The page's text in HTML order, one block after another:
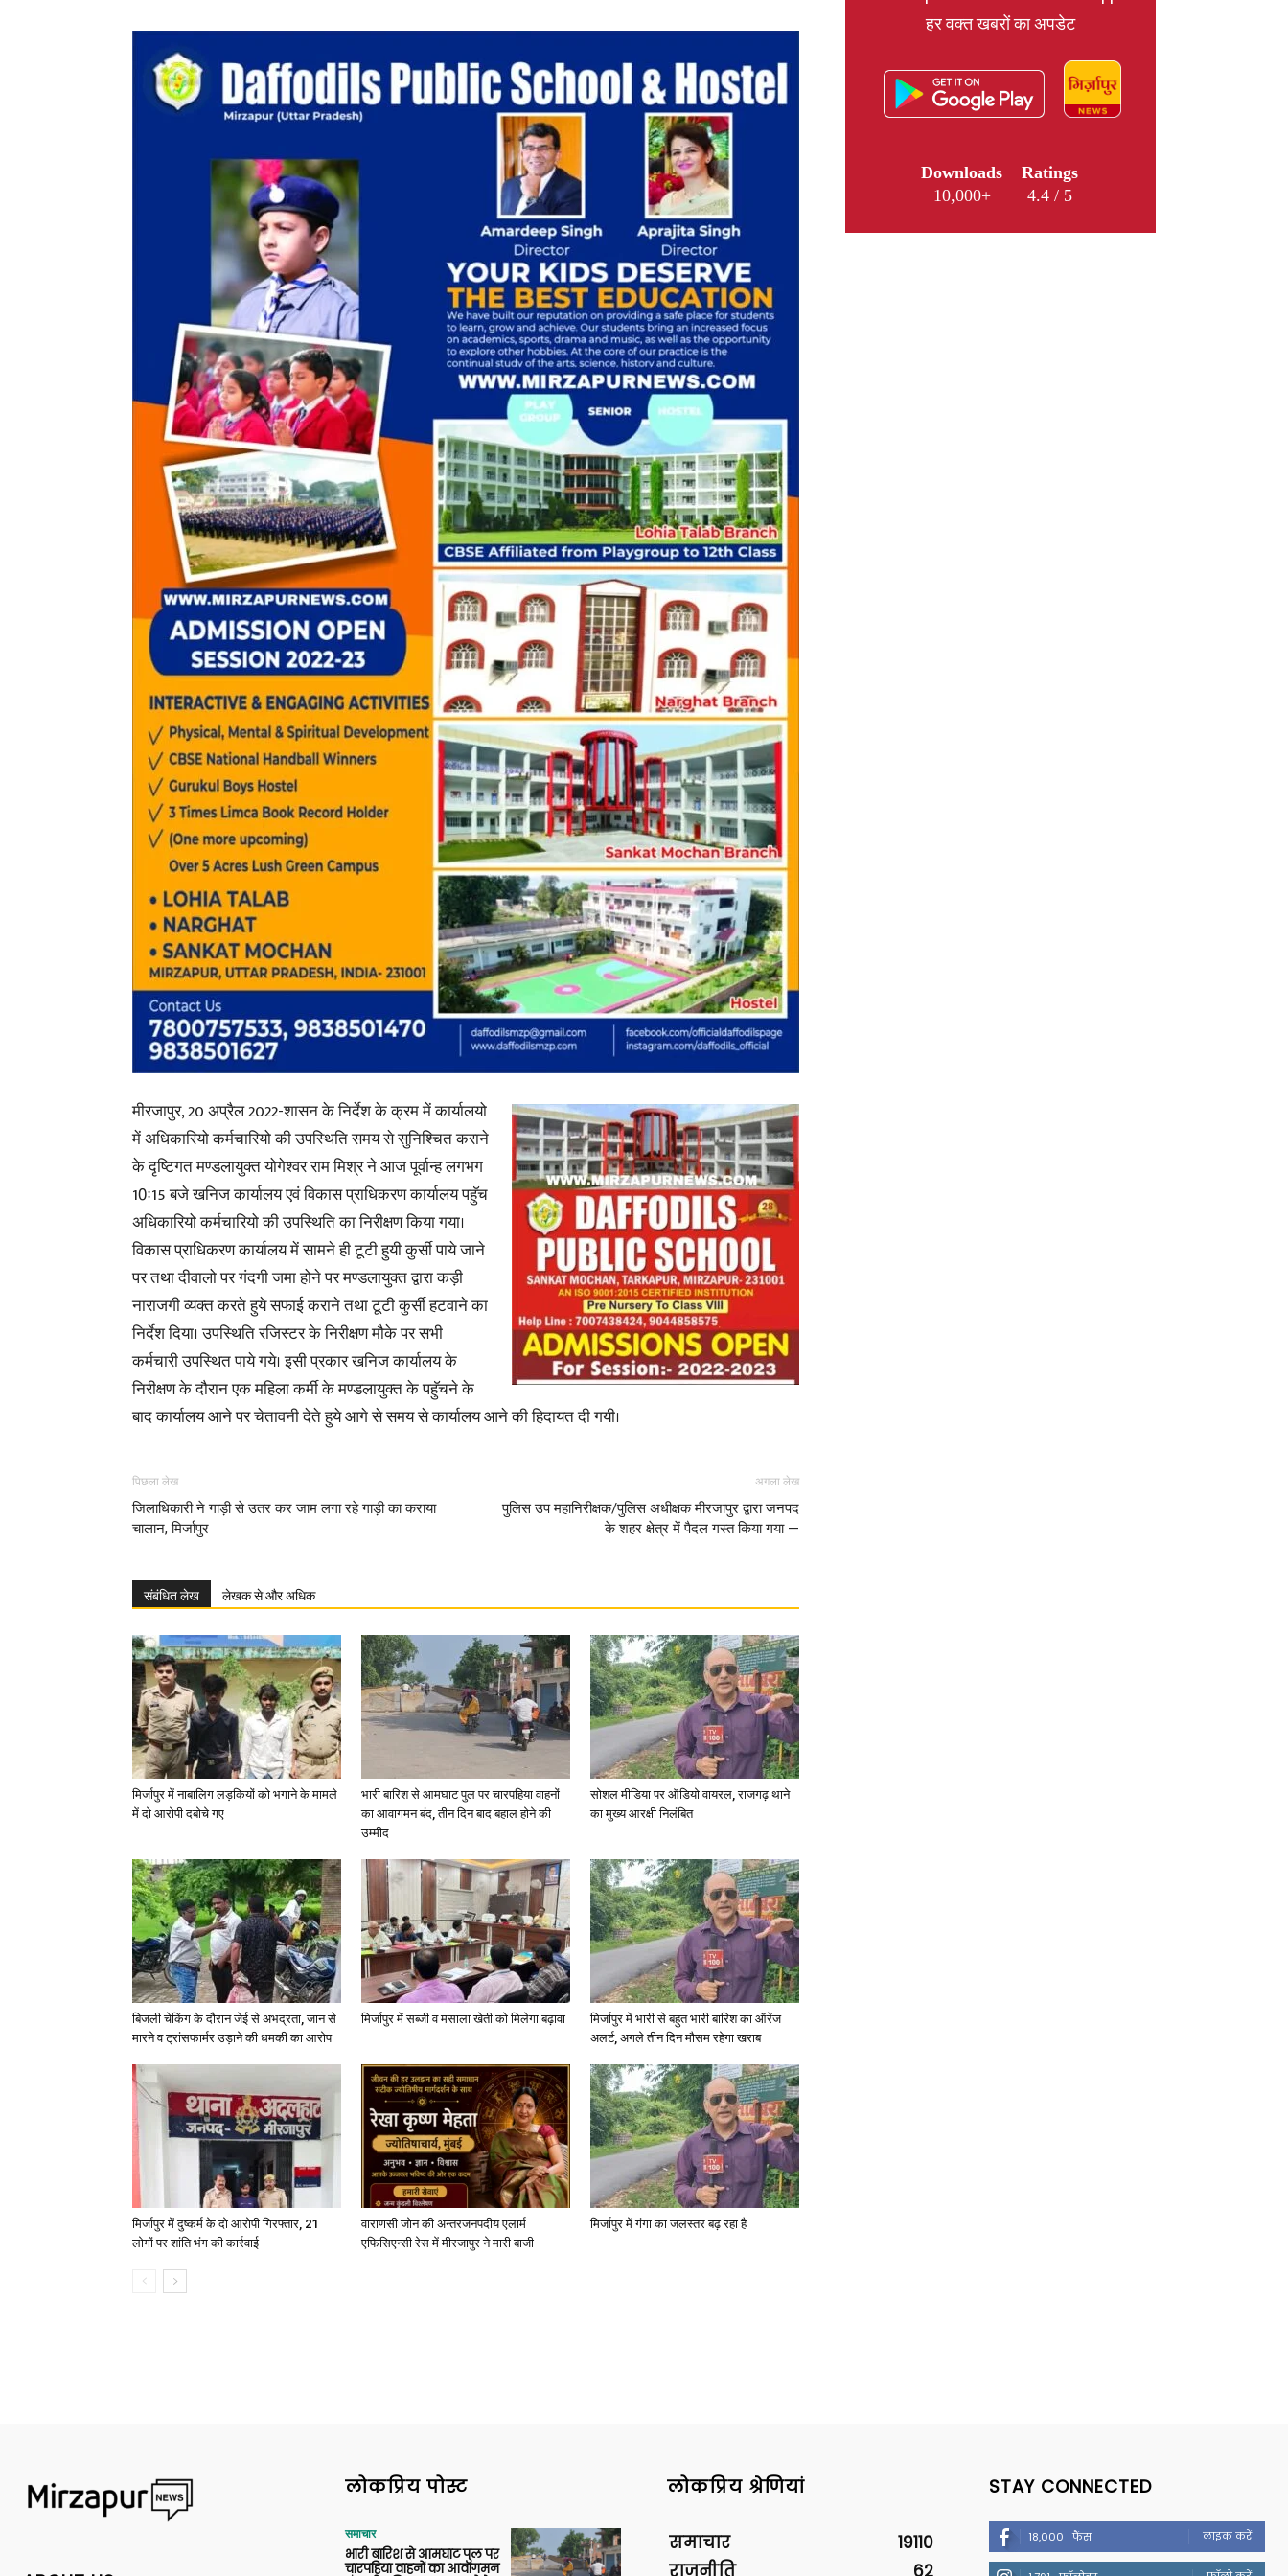
News,
Latest
News
in
Hindi,
Today
Hindi
News
Paper
मीरजापुर, 20 अप्रैल 2022-शासन के निर्देश के क्रम में कार्यालयो
में अधिकारियो कर्मचारियो की उपस्थिति समय से सुनिश्चित कराने
के दृष्टिगत मण्डलायुक्त योगेश्वर राम मिश्र ने आज पूर्वान्ह लगभग
10ः15 बजे खनिज कार्यालय एवं विकास प्राधिकरण कार्यालय पहुॅच
अधिकारियो कर्मचारियो की उपस्थिति का निरीक्षण किया गया।
विकास प्राधिकरण कार्यालय में सामने ही टूटी हुयी कुर्सी पाये जाने
पर तथा दीवालो पर गंदगी जमा होने पर मण्डलायुक्त द्वारा कड़ी
नाराजगी व्यक्त करते हुये सफाई कराने तथा टूटी कुर्सी हटवाने का
निर्देश दिया। उपस्थिति रजिस्टर के निरीक्षण मौके पर सभी
कर्मचारी उपस्थित पाये गये। इसी प्रकार खनिज कार्यालय के
निरीक्षण के दौरान एक महिला कर्मी के मण्डलायुक्त के पहुॅचने के
बाद कार्यालय आने पर चेतावनी देते हुये आगे से समय से कार्यालय आने की हिदायत दी गयी।
पिछला लेख
जिलाधिकारी ने गाड़ी से उतर कर जाम लगा रहे गाड़ी का कराया
चालान, मिर्जापुर
अगला लेख
पुलिस उप महानिरीक्षक/पुलिस अधीक्षक मीरजापुर द्वारा जनपद
के शहर क्षेत्र में पैदल गस्त किया गया —
संबंधित लेख लेखक से और अधिक
मिर्जापुर में नाबालिग लड़कियों को भगाने के मामले
में दो आरोपी दबोचे गए
भारी बारिश से आमघाट पुल पर चारपहिया वाहनों
का आवागमन बंद, तीन दिन बाद बहाल होने की
उम्मीद
सोशल मीडिया पर ऑडियो वायरल, राजगढ़ थाने
का मुख्य आरक्षी निलंबित
बिजली चेकिंग के दौरान जेई से अभद्रता, जान से
मारने व ट्रांसफार्मर उड़ाने की धमकी का आरोप
मिर्जापुर में सब्जी व मसाला खेती को मिलेगा बढ़ावा
मिर्जापुर में भारी से बहुत भारी बारिश का ऑरेंज
अलर्ट, अगले तीन दिन मौसम रहेगा खराब
मिर्जापुर में दुष्कर्म के दो आरोपी गिरफ्तार, 21
लोगों पर शांति भंग की कार्रवाई
वाराणसी जोन की अन्तरजनपदीय एलार्म
एफिसिएन्सी रेस में मीरजापुर ने मारी बाजी
मिर्जापुर में गंगा का जलस्तर बढ़ रहा है
हर वक्त खबरों का अपडेट
Downloads
10,000+
Ratings
4.4 / 5
लोकप्रिय पोस्ट
समाचार
भारी बारिश से आमघाट पुल पर
चारपहिया वाहनों का आवागमन
लोकप्रिय श्रेणियां
समाचार
19110
राजनीति
62
STAY CONNECTED
18,000 फैंस लाइक करें